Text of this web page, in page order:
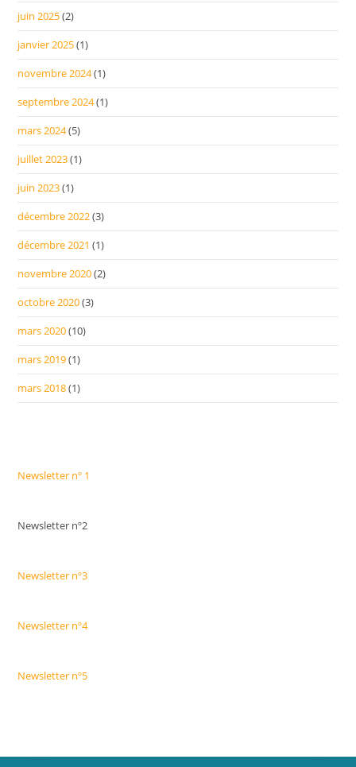
juin 2025(2)
janvier 2025(1)
novembre 2024(1)
septembre 2024(1)
mars 2024(5)
juillet 2023(1)
juin 2023(1)
décembre 2022(3)
décembre 2021 (1)
novembre 2020(2)
octobre 2020(3)
mars 2020(10)
mars 2019(1)
mars 2018(1)
Newsletter nº 1
Newsletter nº2
Newsletter nº3
Newsletter nº4
Newsletter nº5